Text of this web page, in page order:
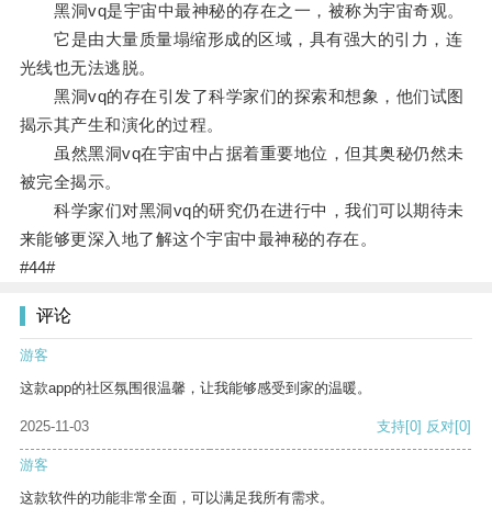
黑洞vq是宇宙中最神秘的存在之一，被称为宇宙奇观。
它是由大量质量塌缩形成的区域，具有强大的引力，连
光线也无法逃脱。
黑洞vq的存在引发了科学家们的探索和想象，他们试图
揭示其产生和演化的过程。
虽然黑洞vq在宇宙中占据着重要地位，但其奥秘仍然未
被完全揭示。
科学家们对黑洞vq的研究仍在进行中，我们可以期待未
来能够更深入地了解这个宇宙中最神秘的存在。
#44#
评论
游客
这款app的社区氛围很温馨，让我能够感受到家的温暖。
2025-11-03 支持[0] 反对[0]
游客
这款软件的功能非常全面，可以满足我所有需求。